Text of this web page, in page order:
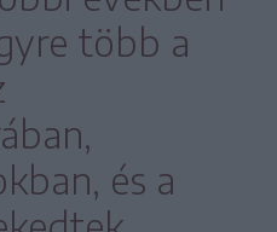
több a
és a